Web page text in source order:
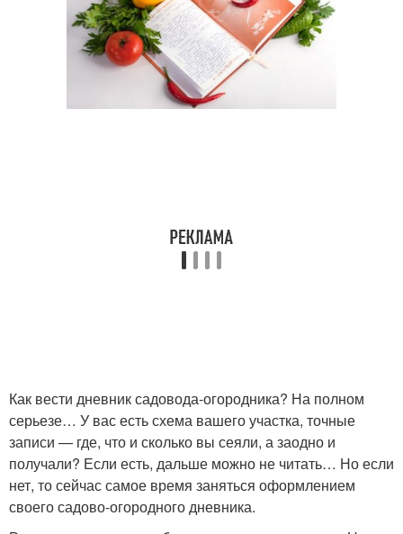
Как вести дневник садовода-огородника? На полном
серьезе… У вас есть схема вашего участка, точные
записи — где, что и сколько вы сеяли, а заодно и
получали? Если есть, дальше можно не читать… Но если
нет, то сейчас самое время заняться оформлением
своего садово-огородного дневника.